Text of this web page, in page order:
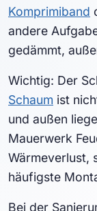
Komprimiband
andere
gedämmt,
Wichtig: Der
Schaum ist
und außen
Mauerwerk
Wärmeverlust,
häufigste
Bei der